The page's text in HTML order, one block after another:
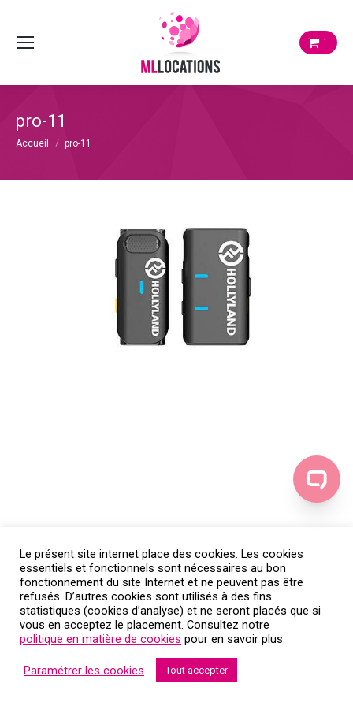
:
pro-11
Vous êtes ici :
Accueil pro-11
Le présent site internet place des cookies. Les cookies
essentiels et fonctionnels sont nécessaires au bon
fonctionnement du site Internet et ne peuvent pas être
refusés. D’autres cookies sont utilisés à des fins
statistiques (cookies d’analyse) et ne seront placés que si
vous en acceptez le placement. Consultez notre
politique en matière de cookies pour en savoir plus.
Paramétrer les cookies Tout accepter